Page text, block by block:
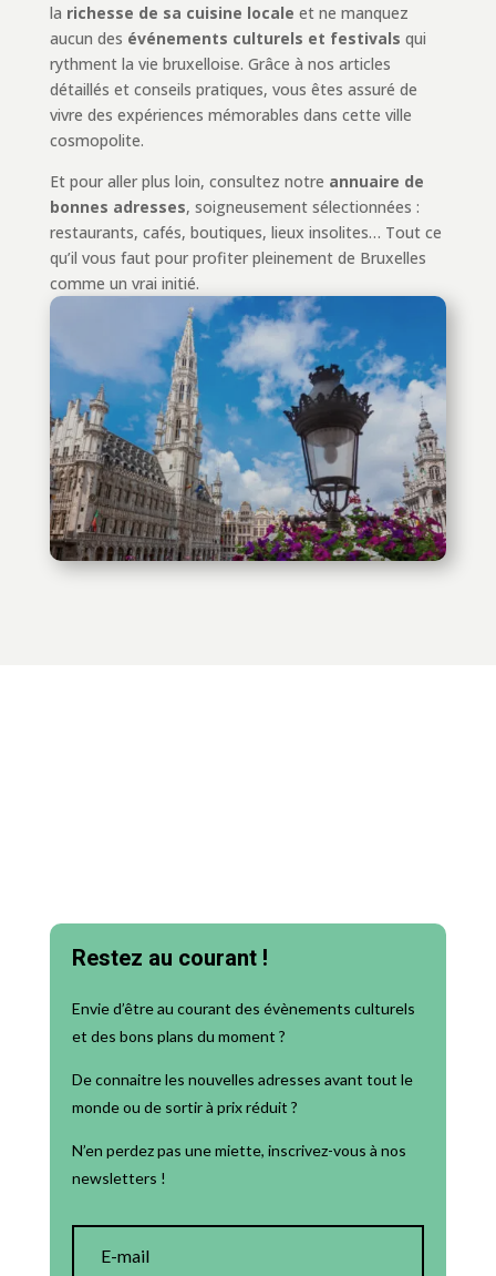
la richesse de sa cuisine locale et ne manquez
aucun des événements culturels et festivals qui
rythment la vie bruxelloise. Grâce à nos articles
détaillés et conseils pratiques, vous êtes assuré de
vivre des expériences mémorables dans cette ville
cosmopolite.
Et pour aller plus loin, consultez notre annuaire de
bonnes adresses, soigneusement sélectionnées :
restaurants, cafés, boutiques, lieux insolites… Tout ce
qu’il vous faut pour profiter pleinement de Bruxelles
comme un vrai initié.
Restez au courant !
Envie d’être au courant des évènements culturels
et des bons plans du moment ?
De connaitre les nouvelles adresses avant tout le
monde ou de sortir à prix réduit ?
N’en perdez pas une miette, inscrivez-vous à nos
newsletters !